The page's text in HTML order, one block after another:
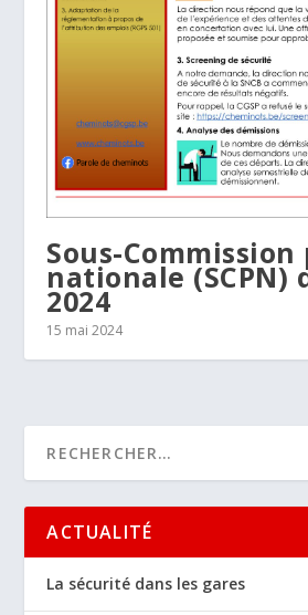
Sous-
nationale (SCPN)
2024
15 mai 2024
ACTUALITÉ
La sécurité dans les gares